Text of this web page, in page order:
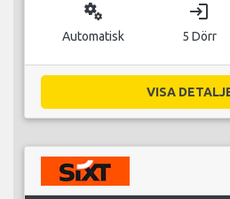
miscellaneous_services
Automatisk
login
5 Dörr
VISA